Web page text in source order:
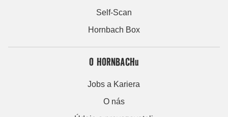
Self-Scan
Hornbach Box
O HORNBACHu
Jobs a Kariera
O nás